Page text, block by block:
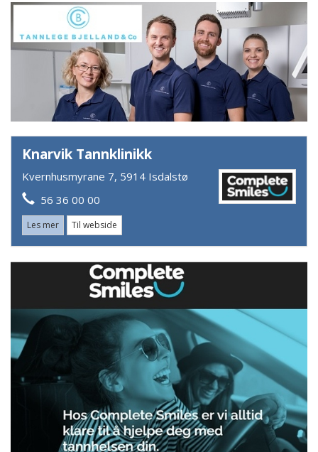
Knarvik Tannklinikk
Kvernhusmyrane 7, 5914 Isdalstø
56 36 00 00
Les mer Til webside